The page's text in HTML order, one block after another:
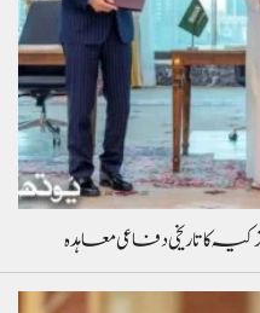
کا تاریخی دفاعی معاہدہ